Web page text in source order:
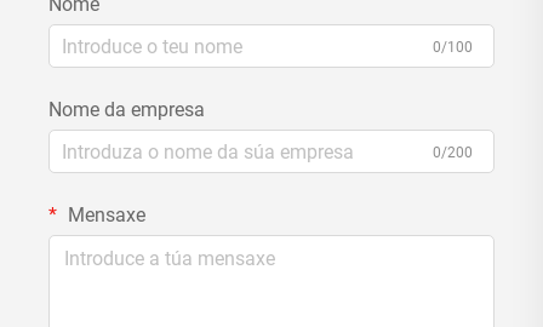
Nome
0/100
Nome da empresa
0/200
Mensaxe